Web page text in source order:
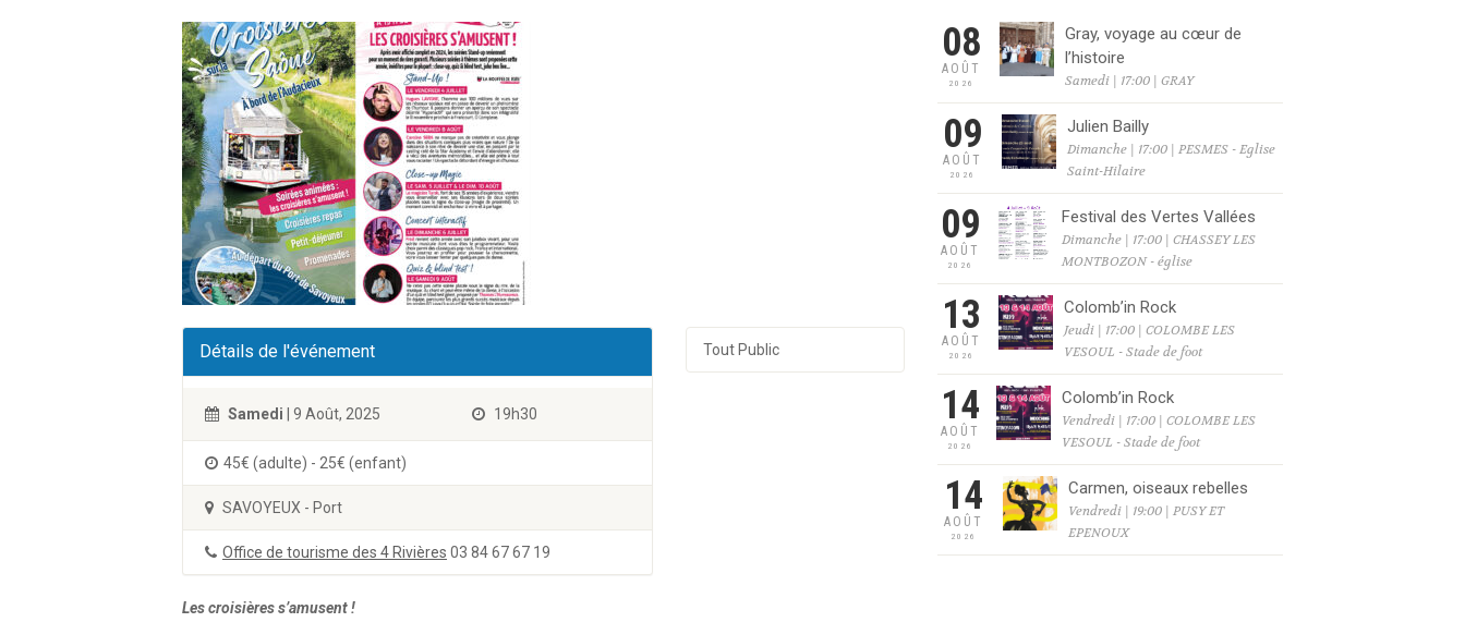
Détails de l'événement
Samedi | 9 Août, 2025 19h30
45€ (adulte) - 25€ (enfant)
SAVOYEUX - Port
Office de tourisme des 4 Rivières 03 84 67 67 19
Tout Public
Les croisières s’amusent !
08
AOÛT
2026
Gray, voyage au cœur de
l’histoire
Samedi | 17:00 | GRAY
09
AOÛT
2026
Julien Bailly
Dimanche | 17:00 | PESMES - Eglise
Saint-Hilaire
09
AOÛT
2026
Festival des Vertes Vallées
Dimanche | 17:00 | CHASSEY LES
MONTBOZON - église
13
AOÛT
2026
Colomb’in Rock
Jeudi | 17:00 | COLOMBE LES
VESOUL - Stade de foot
14
AOÛT
2026
Colomb’in Rock
Vendredi | 17:00 | COLOMBE LES
VESOUL - Stade de foot
14
AOÛT
2026
Carmen, oiseaux rebelles
Vendredi | 19:00 | PUSY ET
EPENOUX